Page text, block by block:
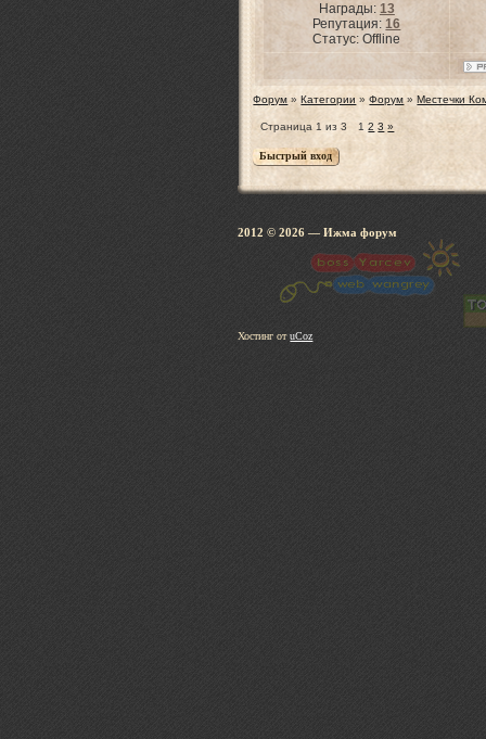
Награды: 13
Репутация:16
Статус:Offline
Форум » Категории » Форум » Местечки
Страница 1 из3 1 2 3 »
2012 © 2026 — Ижма
Хостинг отuCoz